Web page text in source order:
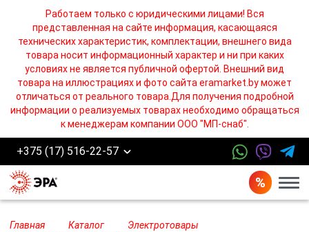
Работаем только с юридическими лицами! Вся
представленная на сайте информация, касающаяся
технических характеристик, комплектации, внешнего вида
товара носит информационный характер и ни при каких
условиях не является публичной офертой. Внешний вид
товара на иллюстрациях и фото сайта eramarket.by может
отличаться от реального товара.Для получения подробной
информации о реализуемых товарах необходимо обращаться
к менеджерам компании ООО "МП-снаб".
+375 (17) 516-22-57
Главная Каталог
Электротовары